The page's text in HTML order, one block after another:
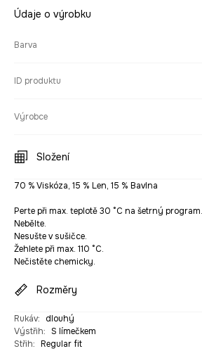
Údaje o výrobku
Barva
ID produktu
Výrobce
Složení
70 % Viskóza, 15 % Len, 15 % Bavlna
Perte při max. teplotě 30 °C na šetrný program.
Nebělte.
Nesušte v sušičce.
Žehlete při max. 110 °C.
Nečistěte chemicky.
Rozměry
Rukáv:
dlouhý
Výstřih: S límečkem
Střih: Regular fit